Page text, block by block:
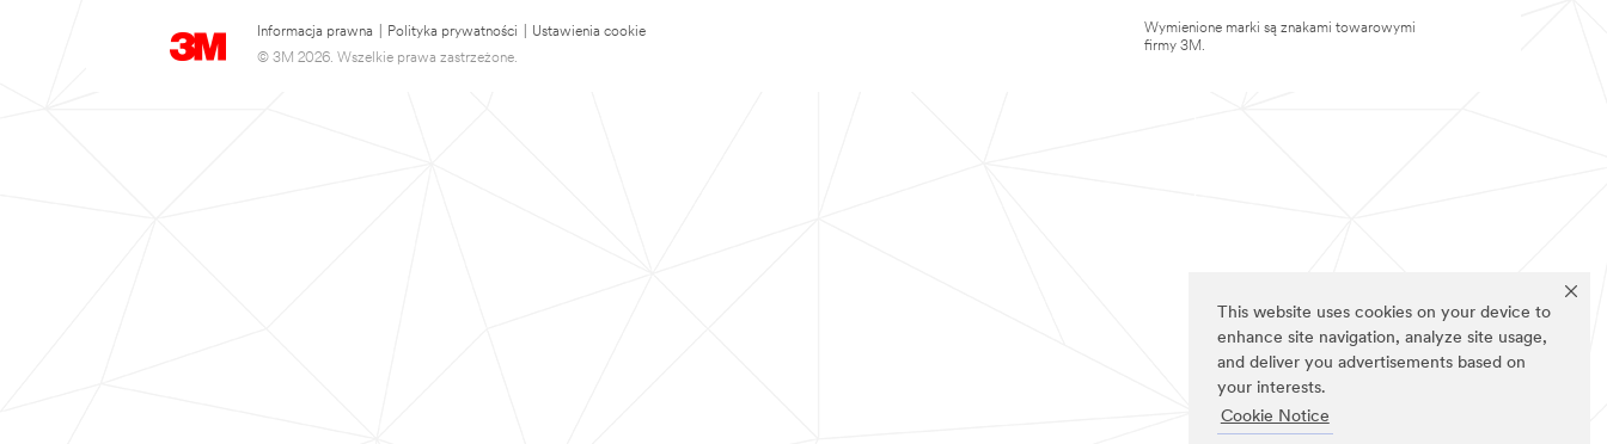
This website uses cookies on your device to
enhance site navigation, analyze site usage,
and deliver you advertisements based on
your interests.
Cookie Notice
Informacja prawna Polityka prywatności
Ustawienia cookie
© 3M 2026. Wszelkie prawa zastrzeżone.
Wymienione marki są znakami towarowymi
firmy 3M.